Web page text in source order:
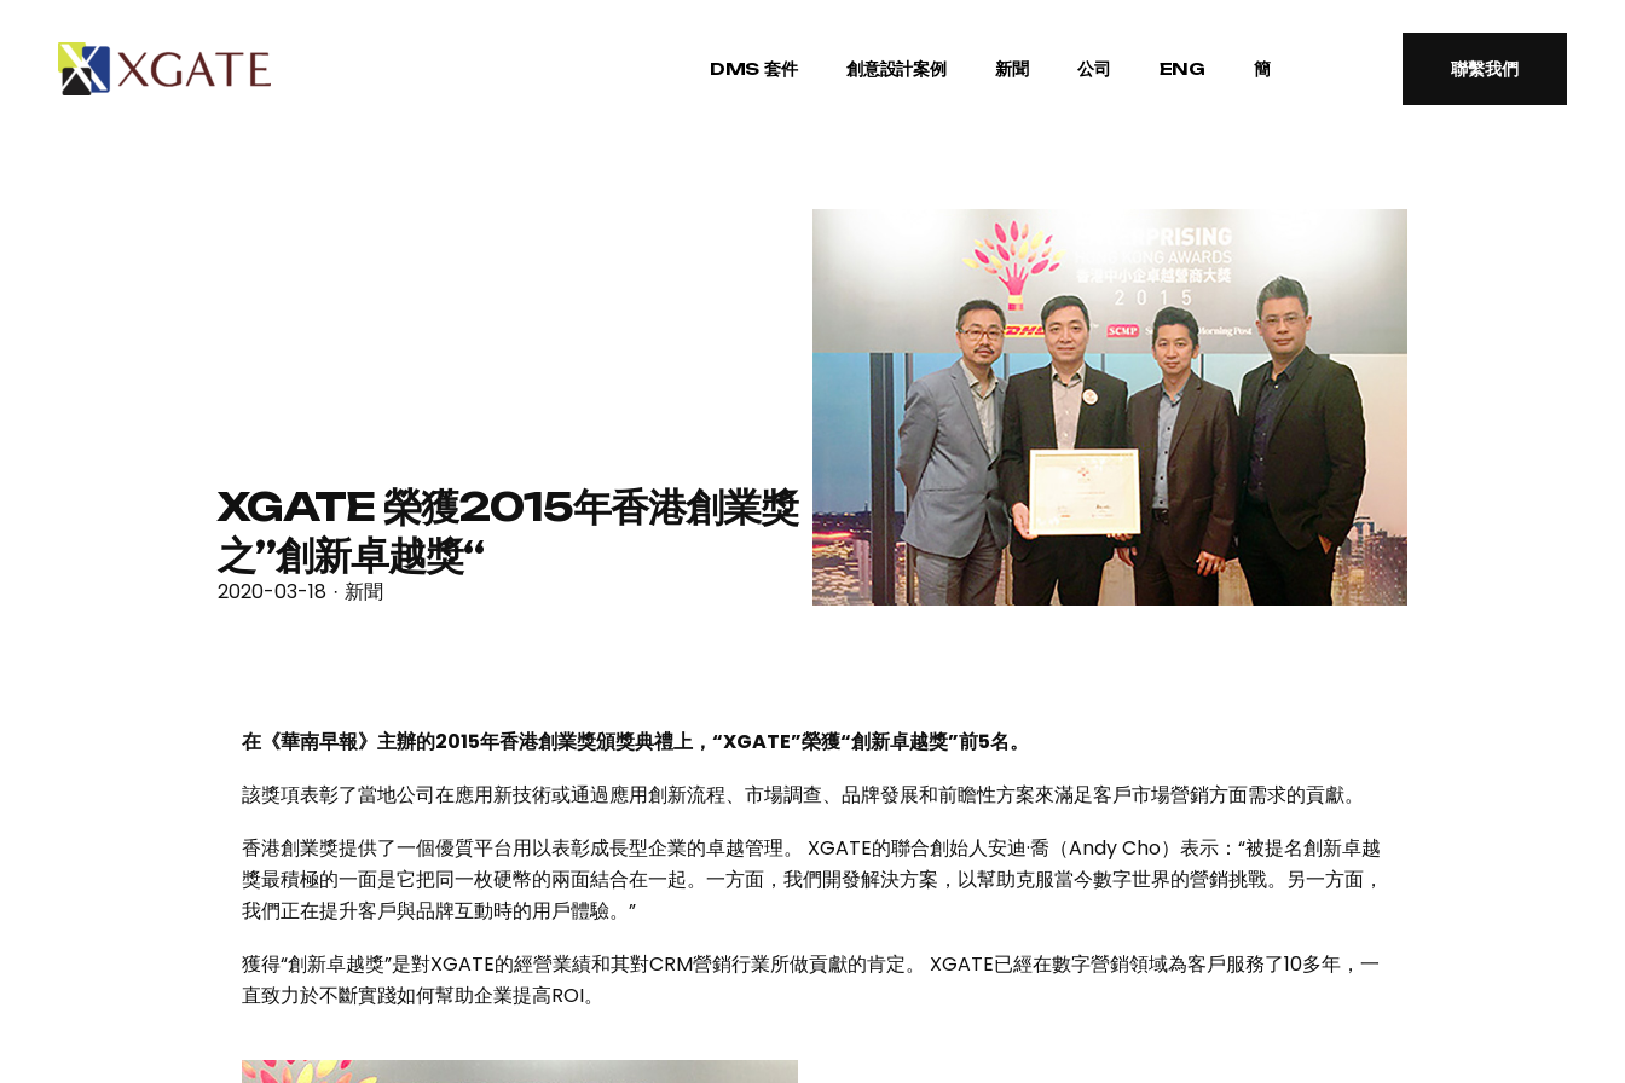
DMS 套件 創意設計案例 新聞 公司 ENG 簡
聯繫我們
XGATE 榮獲2015年香港創業獎
之”創新卓越獎“
2020-03-18 · 新聞
在《華南早報》主辦的2015年香港創業獎頒獎典禮上，“XGATE”榮獲“創新卓越獎”前5名。
該獎項表彰了當地公司在應用新技術或通過應用創新流程、市場調查、品牌發展和前瞻性方案來滿足客戶市場營銷方面需求的貢獻。
香港創業獎提供了一個優質平台用以表彰成長型企業的卓越管理。 XGATE的聯合創始人安迪·喬（Andy Cho）表示：“被提名創新卓越
獎最積極的一面是它把同一枚硬幣的兩面結合在一起。一方面，我們開發解決方案，以幫助克服當今數字世界的營銷挑戰。另一方面，
我們正在提升客戶與品牌互動時的用戶體驗。”
獲得“創新卓越獎”是對XGATE的經營業績和其對CRM營銷行業所做貢獻的肯定。 XGATE已經在數字營銷領域為客戶服務了10多年，一
直致力於不斷實踐如何幫助企業提高ROI。